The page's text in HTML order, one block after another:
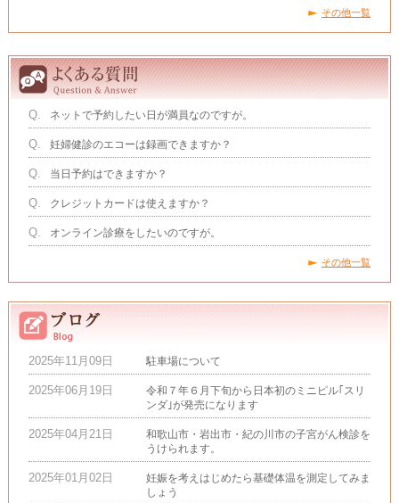
その他一覧
Q. ネットで予約したい日が満員なのですが。
Q. 妊婦健診のエコーは録画できますか？
Q. 当日予約はできますか？
Q. クレジットカードは使えますか？
Q. オンライン診療をしたいのですが。
その他一覧
2025年11月09日 駐車場について
2025年06月19日
令和７年６月下旬から日本初のミニピル｢スリ
ンダ｣が発売になります
2025年04月21日
和歌山市・岩出市・紀の川市の子宮がん検診を
うけられます。
2025年01月02日
妊娠を考えはじめたら基礎体温を測定してみま
しょう